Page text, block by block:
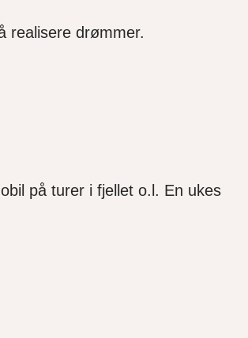
realisere drømmer.
på turer i fjellet o.l. En ukes